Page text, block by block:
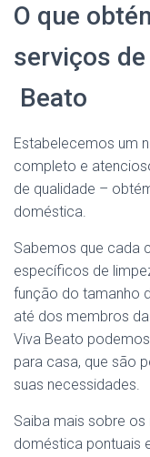
O que
serviços
Beato
Estabelecemos um
completo e
de qualidade –
doméstica.
Sabemos que cada
específicos de
função do tamanho
até dos membros
Viva Beato
para casa, que são
suas necessidades.
Saiba mais sobre
doméstica pontuais